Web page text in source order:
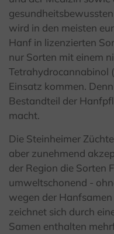
wird in den meisten
Hanf in lizenzierten
nur Sorten mit einem
Tetrahydrocannabinol
Einsatz kommen.
Bestandteil der
macht.
Die Steinheimer
aber zunehmend
der Region die Sorten
umweltschonend -
wegen der
zeichnet sich durch
Samen enthalten